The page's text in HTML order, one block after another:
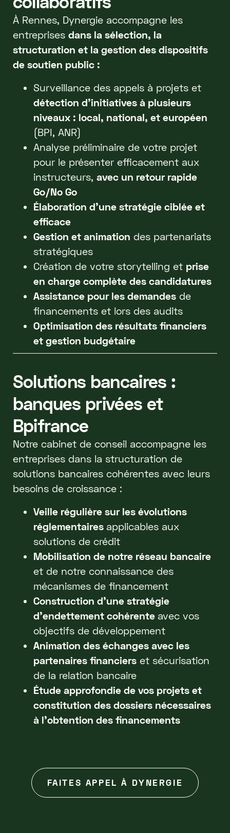
À Rennes, Dynergie accompagne les
entreprises dans la sélection, la
structuration et la gestion des dispositifs
de soutien public :
Surveillance des appels à projets et
détection d’initiatives à plusieurs
niveaux : local, national, et européen
(BPI, ANR)
Analyse préliminaire de votre projet
pour le présenter efficacement aux
instructeurs, avec un retour rapide
Go/No Go
Élaboration d'une stratégie ciblée et
efficace
Gestion et animation des partenariats
stratégiques
Création de votre storytelling et prise
en charge complète des candidatures
Assistance pour les demandesde
financements et lors des audits
Optimisation des résultats financiers
et gestion budgétaire
Solutions bancaires :
banques privées et
Bpifrance
Notre cabinet de conseil accompagne les
entreprises dans la structuration de
solutions bancaires cohérentes avec leurs
besoins de croissance :
Veille régulière sur les évolutions
réglementaires applicables aux
solutions de crédit
Mobilisation de notre réseau bancaire
et de notre connaissance des
mécanismes de financement
Construction d’une stratégie
d’endettement cohérente avec vos
objectifs de développement
Animation des échanges avec les
partenaires financierset sécurisation
de la relation bancaire
Étude approfondie de vos projets et
constitution des dossiers nécessaires
à l’obtention des financements
FAITES APPEL À DYNERGIE